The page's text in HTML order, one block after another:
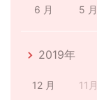
6 月 5 月
2019年
12 月 11月